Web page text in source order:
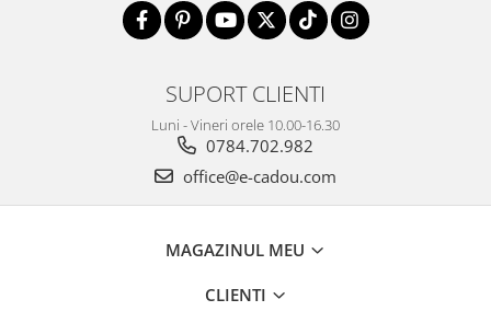
SUPORT CLIENTI
Luni - Vineri orele 10.00-16.30
0784.702.982
office@e-cadou.com
MAGAZINUL MEU
CLIENTI